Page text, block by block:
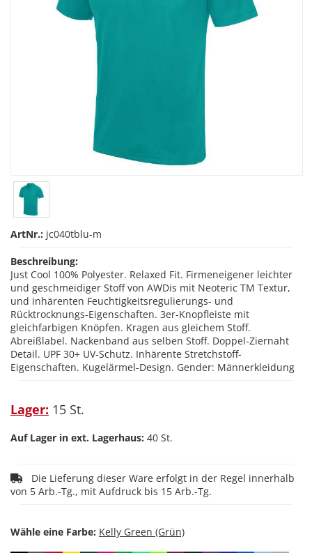
ArtNr.: jc040tblu-m
Beschreibung:
Just Cool 100% Polyester. Relaxed Fit. Firmeneigener leichter
und geschmeidiger Stoff von AWDis mit Neoteric TM Textur,
und inhärenten Feuchtigkeitsregulierungs- und
Rücktrocknungs-Eigenschaften. 3er-Knopfleiste mit
gleichfarbigen Knöpfen. Kragen aus gleichem Stoff.
Abreißlabel. Nackenband aus selben Stoff. Doppel-Ziernaht
Detail. UPF 30+ UV-Schutz. Inhärente Stretchstoff-
Eigenschaften. Kugelärmel-Design. Gender: Männerkleidung
Lager: 15 St.
Auf Lager in ext. Lagerhaus: 40 St.
von 5 Arb.-Tg., mit Aufdruck bis 15 Arb.-Tg.
Wähle eine Farbe: